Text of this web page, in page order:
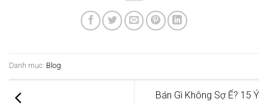
Danh mục: Blog
Bán Gì Không Sợ Ế? 15 Ý